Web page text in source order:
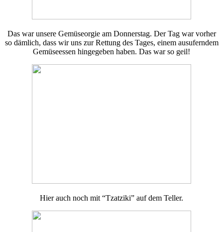
Das war unsere Gemüseorgie am Donnerstag. Der Tag war vorher
so dämlich, dass wir uns zur Rettung des Tages, einem ausuferndem
Gemüseessen hingegeben haben. Das war so geil!
Hier auch noch mit “Tzatziki” auf dem Teller.